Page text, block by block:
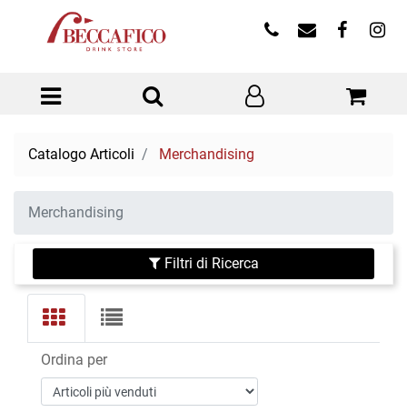
Open menu
Catalogo Articoli Merchandising
Merchandising
Filtri di Ricerca
Ordina per